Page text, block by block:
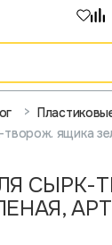
>
ящика
СЫРК-